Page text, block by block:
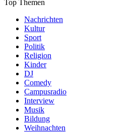
Top Themen
Nachrichten
Kultur
Sport
Politik
Religion
Kinder
DJ
Comedy
Campusradio
Interview
Musik
Bildung
Weihnachten